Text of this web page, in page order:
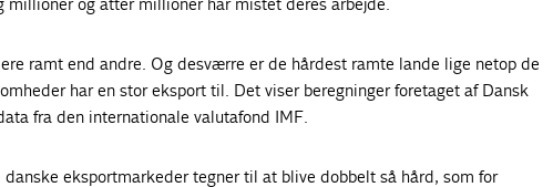
ramt end andre. Og desværre er de hårdest ramte lande lige netop de
har en stor eksport til. Det viser beregninger foretaget af Dansk
fra den internationale valutafond IMF.
eksportmarkeder tegner til at blive dobbelt så hård, som for